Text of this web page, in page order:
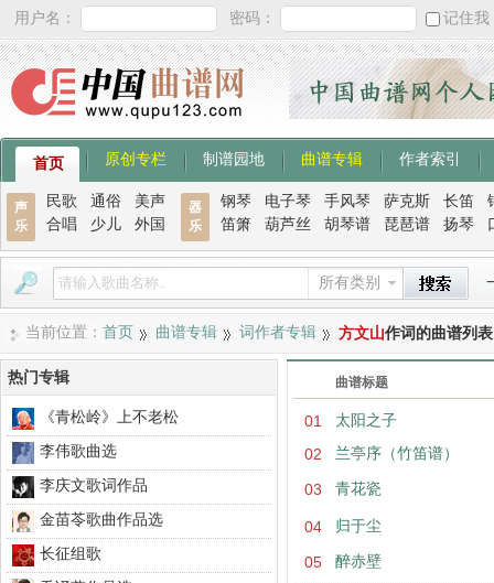
用户名： 密码： 记住我
首页 原创专栏 制谱园地 曲谱专辑 作者索引
声
乐
民歌 通俗
美声
合唱
少儿 外国
器
乐
钢琴 电子琴 手风琴 萨克斯 长笛
笛箫
葫芦丝 胡琴谱 琵琶谱 扬琴
所有类别
当前位置： 首页 曲谱专辑 词作者专辑 方文山作词的曲谱列表
曲谱标题
01 太阳之子
02 兰亭序（竹笛谱）
03 青花瓷
04 归于尘
05 醉赤壁
热门专辑
《青松岭》上不老松
李伟歌曲选
李庆文歌词作品
金苗苓歌曲作品选
长征组歌